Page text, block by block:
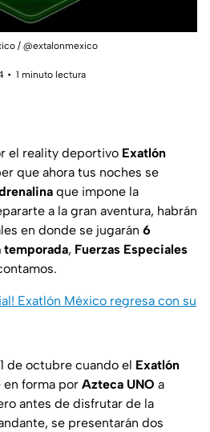
/ @extalonmexico
1 minuto lectura
el reality deportivo Exatlón
que ahora tus noches se
que impone la
a la gran aventura, habrán
en donde se jugarán 6
temporada, Fuerzas Especiales
Exatlón México regresa con su
de octubre cuando el Exatlón
en forma por Azteca UNO a
antes de disfrutar de la
se presentarán dos